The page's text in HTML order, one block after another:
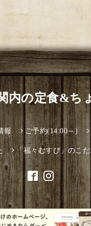
内の定食&ち
報 ご予約(14:00～)
「福々むすび」のこ